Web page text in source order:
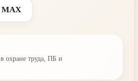
MAX
охране труда, ПБ и